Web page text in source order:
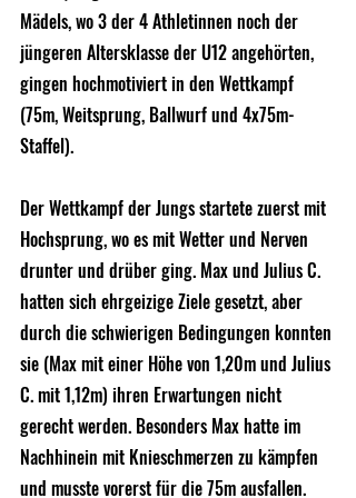
Mädels, wo 3 der 4 Athletinnen noch der
jüngeren Altersklasse der U12 angehörten,
gingen hochmotiviert in den Wettkampf
(75m, Weitsprung, Ballwurf und 4x75m-
Staffel).
Der Wettkampf der Jungs startete zuerst mit
Hochsprung, wo es mit Wetter und Nerven
drunter und drüber ging. Max und Julius C.
hatten sich ehrgeizige Ziele gesetzt, aber
durch die schwierigen Bedingungen konnten
sie (Max mit einer Höhe von 1,20m und Julius
C. mit 1,12m) ihren Erwartungen nicht
gerecht werden. Besonders Max hatte im
Nachhinein mit Knieschmerzen zu kämpfen
und musste vorerst für die 75m ausfallen.